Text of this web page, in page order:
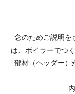
念のためご説明を
は、ボイラーでつ
部材（ヘッダー）